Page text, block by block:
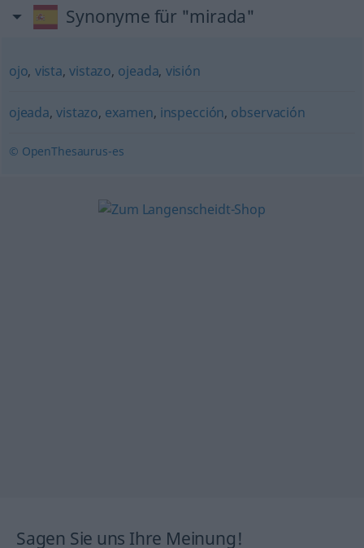
Synonyme für "mirada"
ojo, vista,vistazo, ojeada, visión
ojeada,vistazo, examen, inspección, observación
© OpenThesaurus-es
Sagen Sie uns Ihre Meinung!